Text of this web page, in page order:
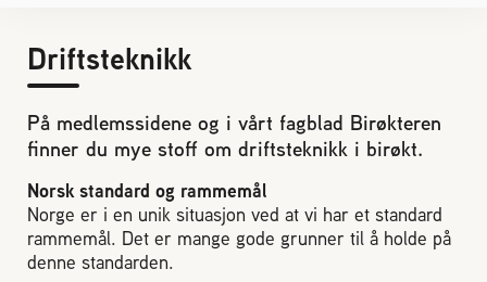
Kontakt oss
Bli medlem
Starte med birøkt
Medlemssider
Driftsteknikk
På medlemssidene og i vårt fagblad Birøkteren
finner du mye stoff om driftsteknikk i birøkt.
Norsk standard og rammemål
Norge er i en unik situasjon ved at vi har et standard
rammemål. Det er mange gode grunner til å holde på
denne standarden.